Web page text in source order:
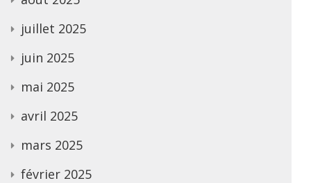
juillet 2025
juin 2025
mai 2025
avril 2025
mars 2025
février 2025